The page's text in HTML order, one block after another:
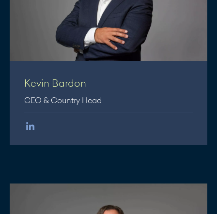
Kevin Bardon
CEO & Country Head